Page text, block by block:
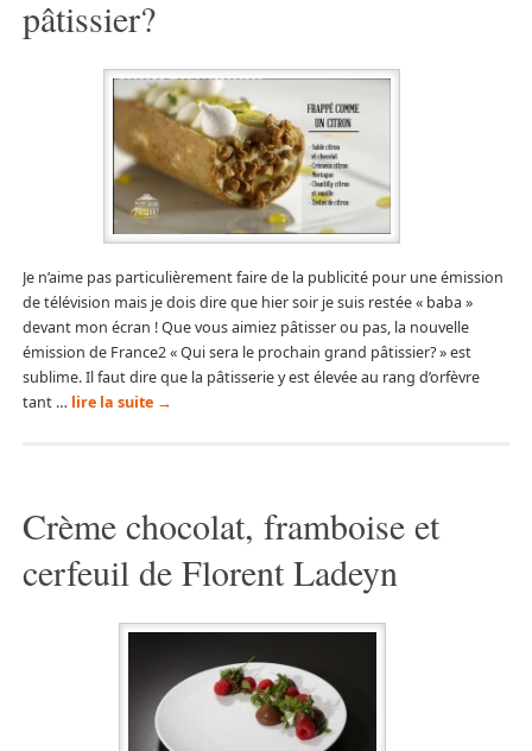
pâtissier?
Je n’aime pas particulièrement faire de la publicité pour une émission
de télévision mais je dois dire que hier soir je suis restée « baba »
devant mon écran ! Que vous aimiez pâtisser ou pas, la nouvelle
émission de France2 « Qui sera le prochain grand pâtissier? » est
sublime. Il faut dire que la pâtisserie y est élevée au rang d’orfèvre
tant … lire la suite →
Crème chocolat, framboise et
cerfeuil de Florent Ladeyn